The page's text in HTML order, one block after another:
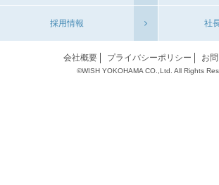
採用情報 社
会社概要 プライバシーポリシー お
©WISH YOKOHAMA CO.,Ltd. All Rights